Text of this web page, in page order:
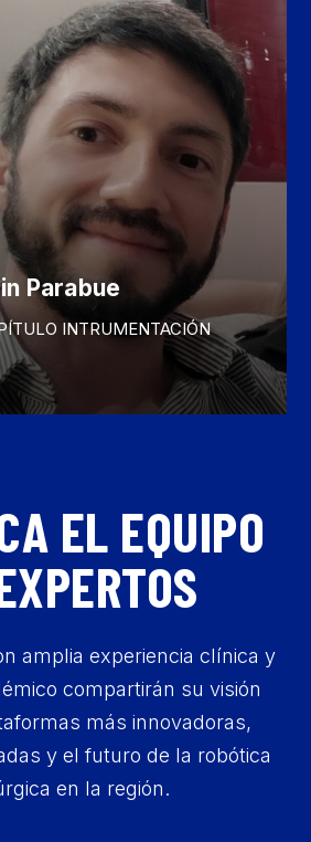
Parabue
INTRUMENTACIÓN
EL EQUIPO
amplia experiencia clínica y
compartirán su visión
más innovadoras,
y el futuro de la robótica
en la región.